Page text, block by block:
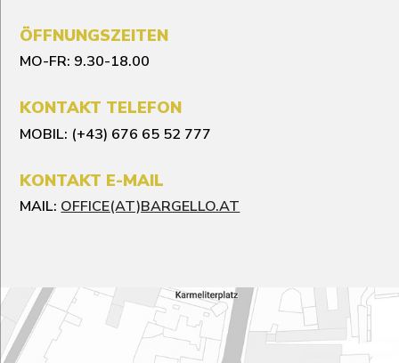
ÖFFNUNGSZEITEN
MO-FR: 9.30-18.00
KONTAKT TELEFON
MOBIL: (+43) 676 65 52 777
KONTAKT E-MAIL
MAIL: OFFICE(AT)BARGELLO.AT